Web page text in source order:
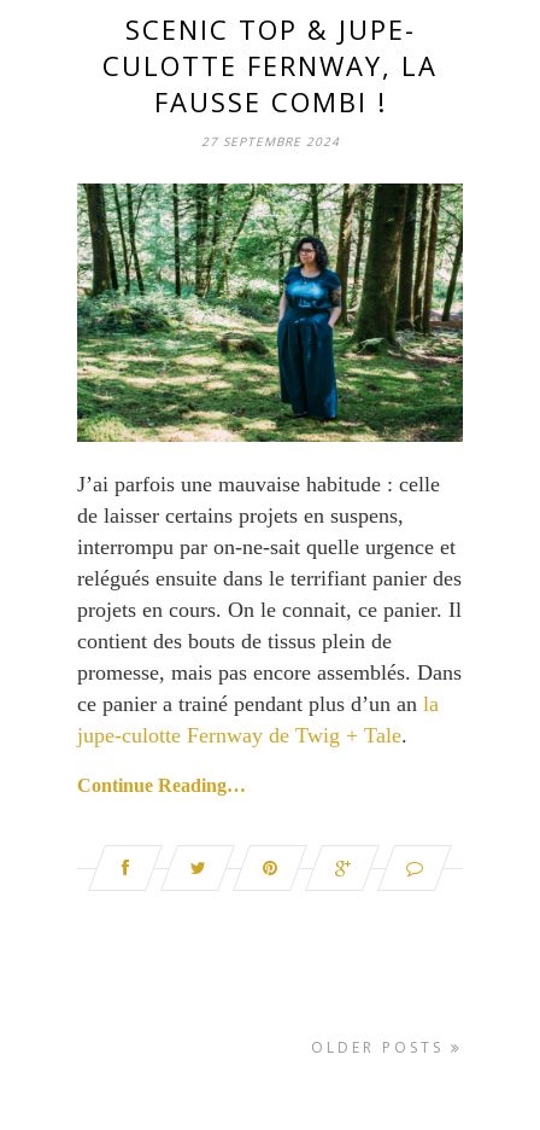
SCENIC TOP & JUPE-
CULOTTE FERNWAY, LA
FAUSSE COMBI !
27 SEPTEMBRE 2024
J’ai parfois une mauvaise habitude : celle
de laisser certains projets en suspens,
interrompu par on-ne-sait quelle urgence et
relégués ensuite dans le terrifiant panier des
projets en cours. On le connait, ce panier. Il
contient des bouts de tissus plein de
promesse, mais pas encore assemblés. Dans
ce panier a trainé pendant plus d’un an la
jupe-culotte Fernway de Twig + Tale.
Continue Reading…
OLDER POSTS